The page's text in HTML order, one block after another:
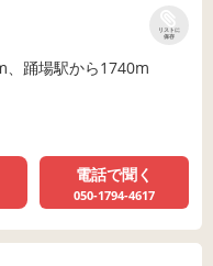
リストに
保存
、踊場駅から1740m
電話で聞く
050-1794-4617